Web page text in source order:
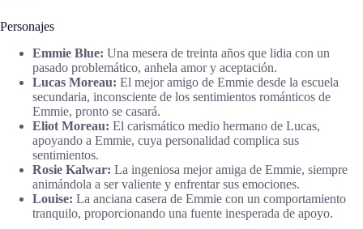
Personajes
Emmie Blue: Una mesera de treinta años que lidia con un
pasado problemático, anhela amor y aceptación.
Lucas Moreau: El mejor amigo de Emmie desde la escuela
secundaria, inconsciente de los sentimientos románticos de
Emmie, pronto se casará.
Eliot Moreau: El carismático medio hermano de Lucas,
apoyando a Emmie, cuya personalidad complica sus
sentimientos.
Rosie Kalwar: La ingeniosa mejor amiga de Emmie, siempre
animándola a ser valiente y enfrentar sus emociones.
Louise: La anciana casera de Emmie con un comportamiento
tranquilo, proporcionando una fuente inesperada de apoyo.